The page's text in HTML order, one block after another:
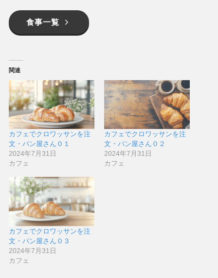
食事一覧
関連
カフェでクロワッサンを注
文・パン屋さん０１
2024年7月31日
カフェ
カフェでクロワッサンを注
文・パン屋さん０２
2024年7月31日
カフェ
カフェでクロワッサンを注
文・パン屋さん０３
2024年7月31日
カフェ